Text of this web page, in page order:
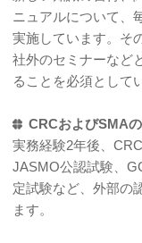
ニュアルについて、
実施しています。そ
社外のセミナーなど
ることを必須として
CRCおよびSMA
実務経験2年後、
JASMO公認試験、
定試験など、外部の
ます。